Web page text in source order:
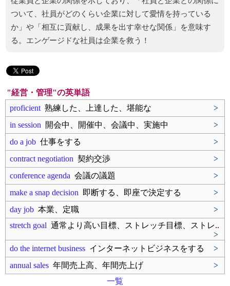
ついて、社員がどのくらい企業に対して愛情を持っている
か」や「相互に貢献し、成果を出す幸せな関係」を意味す
る。エンゲージドな社員は企業を救う！
"経営・管理"の英単語
proficient 熟練した、上達した、堪能な
>
in session 開会中、開催中、会議中、実施中
>
do a job 仕事をする
>
contract negotiation 契約交渉
>
conference agenda 会議の議題
>
make a snap decision 即断する、即座で決定する
>
day job 本業、定職
>
stretch goal 通常より高い目標、ストレッチ目標、ストレ..
>
do the internet business インターネットビジネスをする
>
annual sales 年間売上高、年間売上げ
>
一覧